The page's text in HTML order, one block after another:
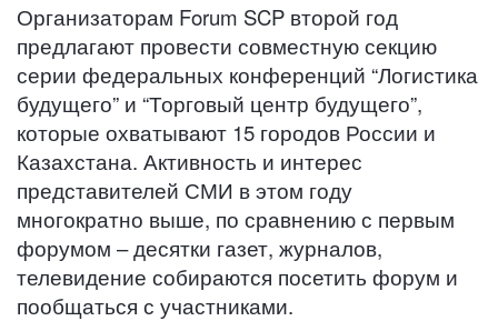
Организаторам Forum SCP второй год
предлагают провести совместную секцию
серии федеральных конференций “Логистика
будущего” и “Торговый центр будущего”,
которые охватывают 15 городов России и
Казахстана. Активность и интерес
представителей СМИ в этом году
многократно выше, по сравнению с первым
форумом – десятки газет, журналов,
телевидение собираются посетить форум и
пообщаться с участниками.